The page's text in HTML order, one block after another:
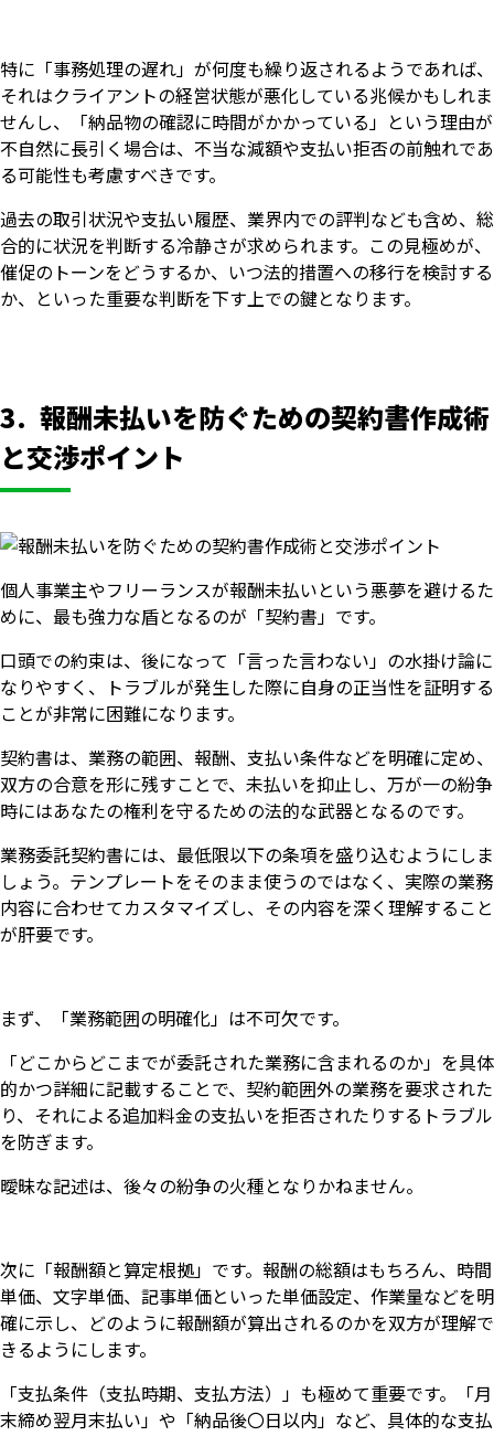
特に「事務処理の遅れ」が何度も繰り返されるようであれば、
それはクライアントの経営状態が悪化している兆候かもしれま
せんし、「納品物の確認に時間がかかっている」という理由が
不自然に長引く場合は、不当な減額や支払い拒否の前触れであ
る可能性も考慮すべきです。
過去の取引状況や支払い履歴、業界内での評判なども含め、総
合的に状況を判断する冷静さが求められます。この見極めが、
催促のトーンをどうするか、いつ法的措置への移行を検討する
か、といった重要な判断を下す上での鍵となります。
3. 報酬未払いを防ぐための契約書作成術
と交渉ポイント
個人事業主やフリーランスが報酬未払いという悪夢を避けるた
めに、最も強力な盾となるのが「契約書」です。
口頭での約束は、後になって「言った言わない」の水掛け論に
なりやすく、トラブルが発生した際に自身の正当性を証明する
ことが非常に困難になります。
契約書は、業務の範囲、報酬、支払い条件などを明確に定め、
双方の合意を形に残すことで、未払いを抑止し、万が一の紛争
時にはあなたの権利を守るための法的な武器となるのです。
業務委託契約書には、最低限以下の条項を盛り込むようにしま
しょう。テンプレートをそのまま使うのではなく、実際の業務
内容に合わせてカスタマイズし、その内容を深く理解すること
が肝要です。
まず、「業務範囲の明確化」は不可欠です。
「どこからどこまでが委託された業務に含まれるのか」を具体
的かつ詳細に記載することで、契約範囲外の業務を要求された
り、それによる追加料金の支払いを拒否されたりするトラブル
を防ぎます。
曖昧な記述は、後々の紛争の火種となりかねません。
次に「報酬額と算定根拠」です。報酬の総額はもちろん、時間
単価、文字単価、記事単価といった単価設定、作業量などを明
確に示し、どのように報酬額が算出されるのかを双方が理解で
きるようにします。
「支払条件（支払時期、支払方法）」も極めて重要です。「月
末締め翌月末払い」や「納品後〇日以内」など、具体的な支払